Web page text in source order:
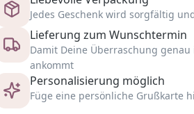
Jedes Geschenk wird sorgfältig
Lieferung zum Wunschtermin
Damit Deine Überraschung
ankommt
Personalisierung möglich
Füge eine persönliche Grußkarte